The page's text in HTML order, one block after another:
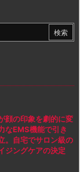
顔の印象を劇的に変
なEMS機能で引き
。自宅でサロン級の
ジングケアの決定